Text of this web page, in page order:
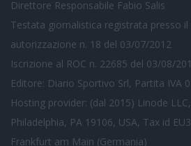
Direttore Responsabile Fabio Salis
Testata giornalistica registrata presso il
autorizzazione n. 18 del 03/07/2012
Iscrizione al ROC n. 22685 del 03/08/
Editore: Diario Sportivo Srl, Partita IVA
Hosting provider: (dal 2015) Linode
Philadelphia, PA 19106, USA, Tax id
Frankfurt am Main (Germania)